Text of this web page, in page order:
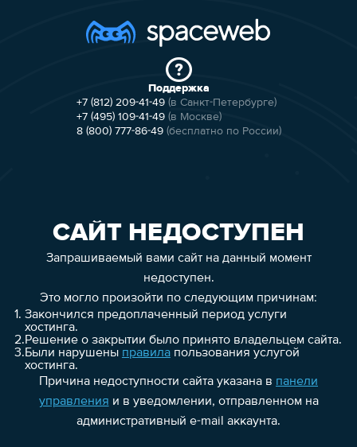
Поддержка
+7 (812) 209-41-49 (в Санкт-Петербурге)
+7 (495) 109-41-49 (в Москве)
8 (800) 777-86-49 (бесплатно по России)
САЙТ НЕДОСТУПЕН
Запрашиваемый вами сайт на данный момент
недоступен.
Это могло произойти по следующим причинам:
1. Закончился предоплаченный период услуги
хостинга.
2.Решение о закрытии было принято владельцем сайта.
3.Были нарушены правилапользования услугой
хостинга.
Причина недоступности сайта указана в панели
управления и в уведомлении, отправленном на
административный e-mail аккаунта.